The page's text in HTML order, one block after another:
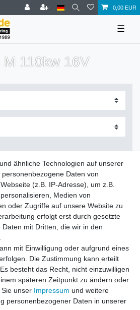
0,00 EUR
☰
110kw 16V
Daten­schutz­erklärung
Widerrufs­recht
widerrufen
ähnliche Technologien auf unserer
Daten von
(z.B. IP-Adresse), um z.B.
Medien von
oder Zugriffe auf unsere Website zu
erfolgt erst durch gesetzte
mit Dritten, die wir in den
mit Einwilligung oder aufgrund eines
Die Zustimmung kann erteilt
besteht das Recht, nicht einzuwilligen
späteren Zeitpunkt zu ändern oder
unser Impressum und weitere
personenbezogener Daten in unserer